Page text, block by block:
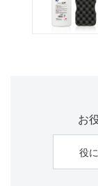
お
役